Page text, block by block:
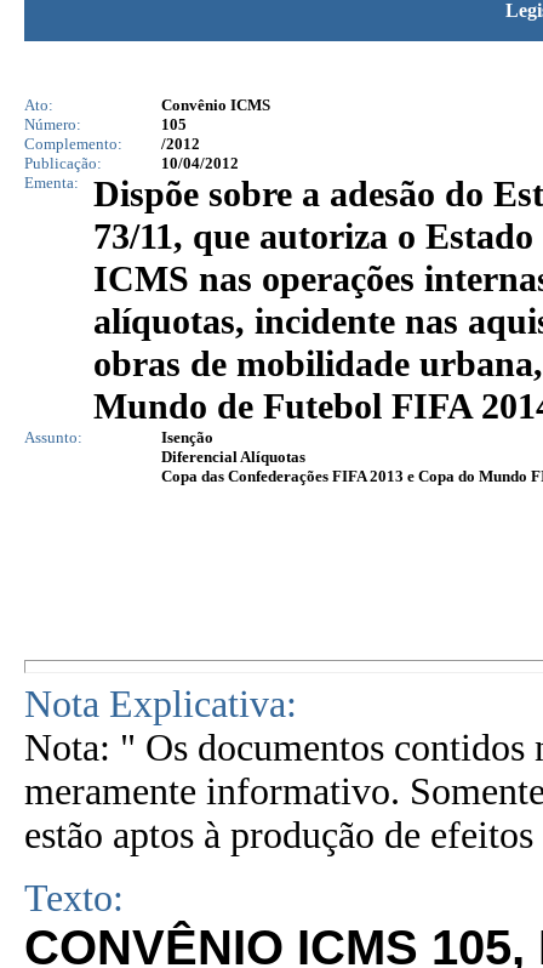
Ato:
Convênio ICMS
Número:
105
Complemento:
/2012
Publicação:
10/04/2012
Ementa:
Dispõe sobre a adesão do
73/11, que autoriza o
ICMS nas operações
alíquotas, incidente nas
obras de mobilidade
Mundo de Futebol FIFA
Assunto:
Isenção
Diferencial Alíquotas
Copa das Confederações FIFA 2013 e Copa do Mundo
Nota Explicativa:
Nota: " Os documentos contidos
meramente informativo.
estão aptos à produção de
Texto:
CONVÊNIO ICMS